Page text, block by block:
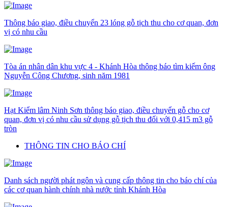
Thông báo giao, điều chuyển 23 lóng gỗ tịch thu cho cơ quan, đơn
vị có nhu cầu
Tòa án nhân dân khu vực 4 - Khánh Hòa thông báo tìm kiếm ông
Nguyễn Công Chương, sinh năm 1981
Hạt Kiểm lâm Ninh Sơn thông báo giao, điều chuyển gỗ cho cơ
quan, đơn vị có nhu cầu sử dụng gỗ tịch thu đối với 0,415 m3 gỗ
tròn
THÔNG TIN CHO BÁO CHÍ
Danh sách người phát ngôn và cung cấp thông tin cho báo chí của
các cơ quan hành chính nhà nước tỉnh Khánh Hòa